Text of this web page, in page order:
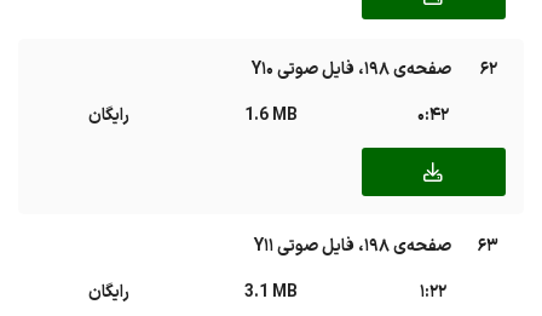
62
صفحه‌ی ۱۹۸، فایل صوتی Y10
0:42
1.6 MB رایگان
63
صفحه‌ی ۱۹۸، فایل صوتی Y11
1:22
3.1 MB رایگان